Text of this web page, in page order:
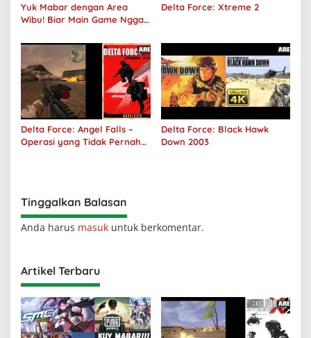
Yuk Mabar dengan Area
Wibu! Biar Main Game Nggak
Delta Force: Xtreme 2
Delta Force: Angel Falls –
Operasi yang Tidak Pernah
Delta Force: Black Hawk
Down 2003
Tinggalkan Balasan
Anda harus masuk untuk berkomentar.
Artikel Terbaru